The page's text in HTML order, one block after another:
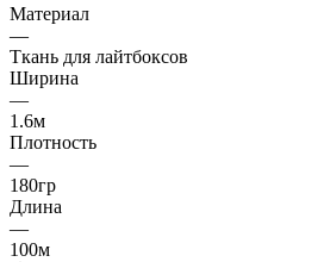
Материал
—
Ткань для лайтбоксов
Ширина
—
1.6м
Плотность
—
180гр
Длина
—
100м